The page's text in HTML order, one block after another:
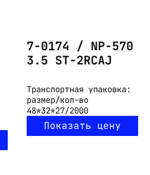
7-0174 / NP-570
3.5 ST-2RCAJ
Транспортная упаковка:
размер/кол-во
48*32*27/2000
Показать цену